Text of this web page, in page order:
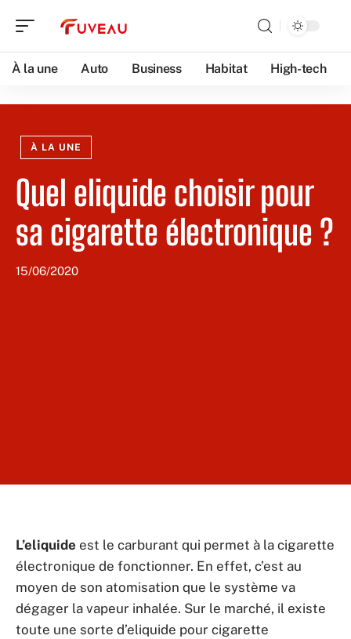
À la une Auto Business Habitat High-tech
À LA UNE
Quel eliquide choisir pour
sa cigarette électronique ?
15/06/2020
L’eliquide est le carburant qui permet à la cigarette
électronique de fonctionner. En effet, c’est au
moyen de son atomisation que le système va
dégager la vapeur inhalée. Sur le marché, il existe
toute une sorte d’eliquide pour cigarette